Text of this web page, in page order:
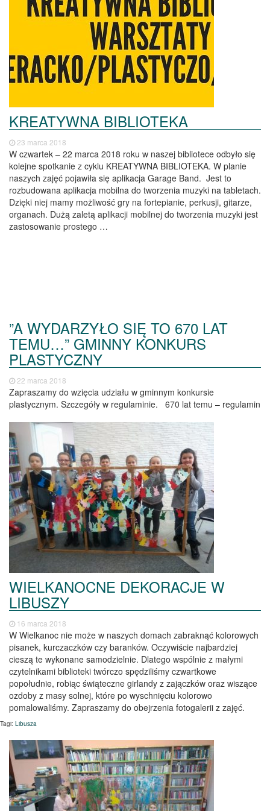
KREATYWNA BIBLIOTEKA
23 marca 2018
W czwartek – 22 marca 2018 roku w naszej bibliotece odbyło się
kolejne spotkanie z cyklu KREATYWNA BIBLIOTEKA. W planie
naszych zajęć pojawiła się aplikacja Garage Band. Jest to
rozbudowana aplikacja mobilna do tworzenia muzyki na tabletach.
Dzięki niej mamy możliwość gry na fortepianie, perkusji, gitarze,
organach. Dużą zaletą aplikacji mobilnej do tworzenia muzyki jest
zastosowanie prostego …
”A WYDARZYŁO SIĘ TO 670 LAT
TEMU…” GMINNY KONKURS
PLASTYCZNY
22 marca 2018
Zapraszamy do wzięcia udziału w gminnym konkursie
plastycznym. Szczegóły w regulaminie. 670 lat temu – regulamin
WIELKANOCNE DEKORACJE W
LIBUSZY
16 marca 2018
W Wielkanoc nie może w naszych domach zabraknąć kolorowych
pisanek, kurczaczków czy baranków. Oczywiście najbardziej
cieszą te wykonane samodzielnie. Dlatego wspólnie z małymi
czytelnikami biblioteki twórczo spędziliśmy czwartkowe
popołudnie, robiąc świąteczne girlandy z zajączków oraz wiszące
ozdoby z masy solnej, które po wyschnięciu kolorowo
pomalowaliśmy. Zapraszamy do obejrzenia fotogalerii z zajęć.
Tagi: Libusza